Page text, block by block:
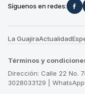
Síguenos en redes:
La GuajiraActualidad
Términos y
Dirección: Calle 22 No.
3028033129 |